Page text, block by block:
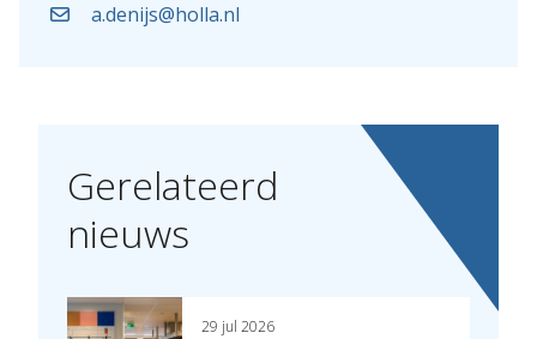
a.denijs@holla.nl
Gerelateerd
nieuws
29 jul 2026